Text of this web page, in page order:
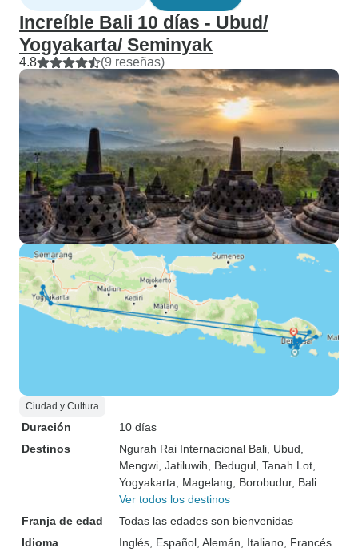
Increíble Bali 10 días - Ubud/
Yogyakarta/ Seminyak
4.8 (9 reseñas)
Ciudad y Cultura
Duración
10 días
Destinos
Ngurah Rai Internacional Bali , Ubud
Mengwi , Jatiluwih , Bedugul , Tanah Lot
Yogyakarta , Magelang , Borobudur, Bali
Ver todos los destinos
Franja de edad
Todas las edades son bienvenidas
Idioma
Inglés, Español, Alemán, Italiano, Francés